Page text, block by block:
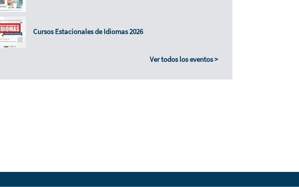
Cursos Estacionales de Idiomas 2026
Ver todos los eventos >